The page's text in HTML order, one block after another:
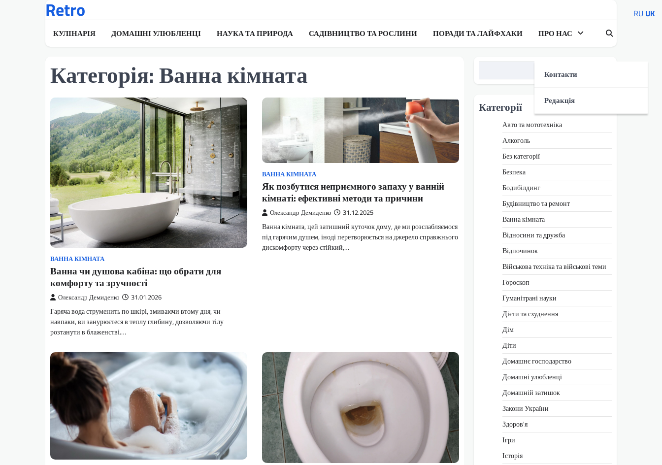
Retro
КУЛІНАРІЯ ДОМАШНІ УЛЮБЛЕНЦІ НАУКА ТА ПРИРОДА САДІВНИЦТВО ТА РОСЛИНИ ПОРАДИ ТА ЛАЙФХАКИ ПРО НАС
Контакти
Редакція
Категорія:Ванна кімната
ВАННА КІМНАТА
Ванна чи душова кабіна: що обрати для
комфорту та зручності
Олександр Демиденко 31.01.2026
Гаряча вода струменить по шкірі, змиваючи втому дня, чи
навпаки, ви занурюєтеся в теплу глибину, дозволяючи тілу
розтанути в блаженстві.…
ВАННА КІМНАТА
Як позбутися неприємного запаху у ванній
кімнаті: ефективні методи та причини
Олександр Демиденко 31.12.2025
Ванна кімната, цей затишний куточок дому, де ми розслабляємося
під гарячим душем, іноді перетворюється на джерело справжнього
дискомфорту через стійкий,…
Категорії
Авто та мототехніка
Алкоголь
Без категорії
Безпека
Бодибілдинг
Будівництво та ремонт
Ванна кімната
Відносини та дружба
Відпочинок
Військова техніка та військові теми
Гороскоп
Гуманітрані науки
Дієти та схуднення
Дім
Діти
Домашнє господарство
Домашні улюбленці
Домашній затишок
Закони України
Здоров'я
Ігри
Історія
RU UK